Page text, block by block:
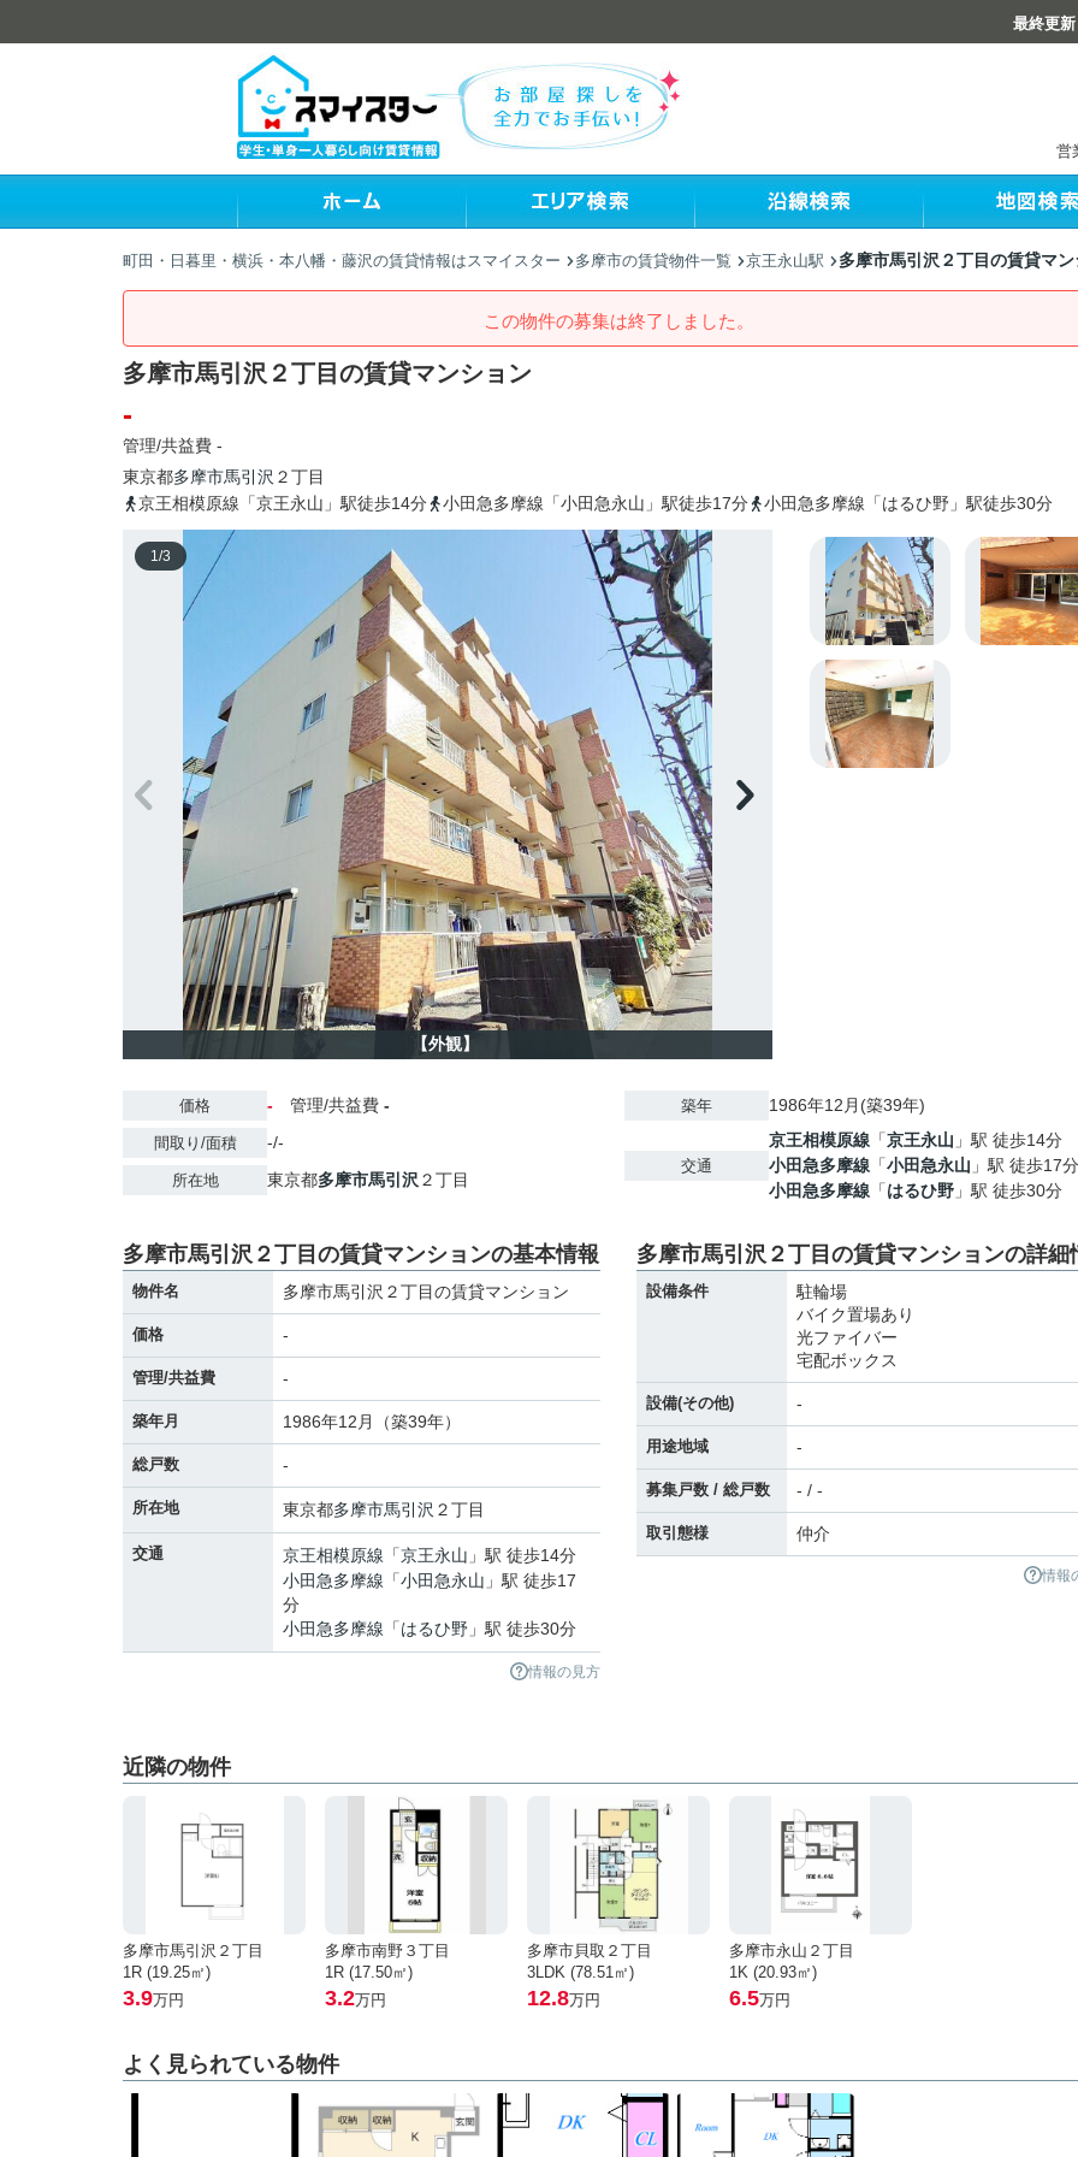
最終更新
営
町田・日暮里・横浜・本八幡・藤沢の賃貸情報はスマイスター 多摩市の賃貸物件一覧 京王永山駅 多摩市馬引沢２丁目の賃貸マ
この物件の募集は終了しました。
多摩市馬引沢２丁目の賃貸マンション
-
管理/共益費 -
東京都多摩市馬引沢 ２丁目
京王相模原線「京王永山」駅徒歩14分
小田急多摩線「小田急永山」駅徒歩17分 小田急多摩線「はるひ野」駅徒歩30分
1/3
【外観】
価格 - 管理/共益費 -
間取り/面積 -/-
所在地 東京都多摩市馬引沢 ２丁目
築年 1986年12月(築39年)
交通
京王相模原線 「京王永山 」駅 徒歩14分
小田急多摩線 「小田急永山 」駅 徒歩17分
小田急多摩線 「はるひ野 」駅 徒歩30分
多摩市馬引沢２丁目の賃貸マンションの基本情報
物件名 多摩市馬引沢２丁目の賃貸マンション
価格 -
管理/共益費 -
築年月 1986年12月（築39年）
総戸数 -
所在地 東京都多摩市馬引沢 ２丁目
交通 京王相模原線 「京王永山 」駅 徒歩14分
小田急多摩線 「小田急永山 」駅 徒歩17
分
小田急多摩線 「はるひ野 」駅 徒歩30分
情報の見方
多摩市馬引沢２丁目の賃貸マンションの詳細
設備条件
駐輪場
バイク置場あり
光ファイバー
宅配ボックス
設備(その他) -
用途地域 -
募集戸数 / 総戸数 - / -
取引態様 仲介
情報
近隣の物件
多摩市馬引沢２丁目
1R (19.25㎡)
3.9万円
多摩市南野３丁目
1R (17.50㎡)
3.2万円
多摩市貝取２丁目
3LDK (78.51㎡)
12.8万円
多摩市永山２丁目
1K (20.93㎡)
6.5万円
よく見られている物件